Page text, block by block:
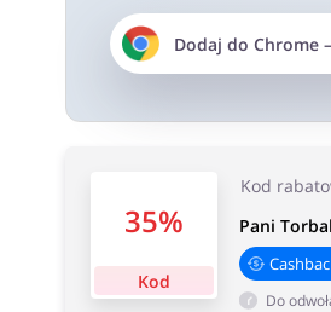
Dodaj do Chrome
35%
Kod
Kod
Pani
Do